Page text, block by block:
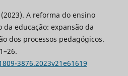
A reforma do ensino
educação: expansão da
dos processos pedagógicos.
3876.2023v21e61619